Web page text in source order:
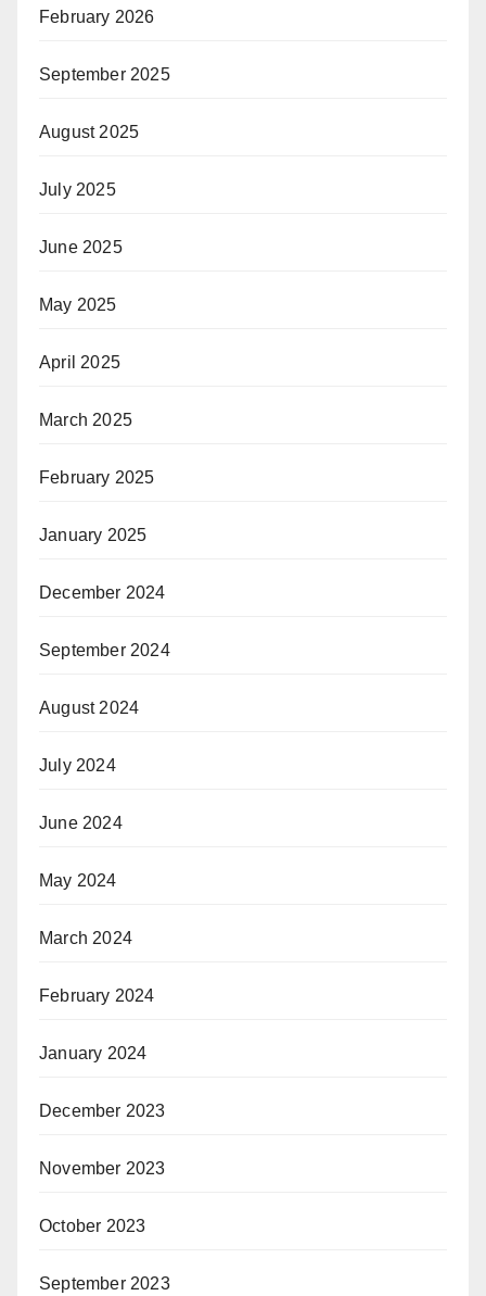
February 2026
September 2025
August 2025
July 2025
June 2025
May 2025
April 2025
March 2025
February 2025
January 2025
December 2024
September 2024
August 2024
July 2024
June 2024
May 2024
March 2024
February 2024
January 2024
December 2023
November 2023
October 2023
September 2023